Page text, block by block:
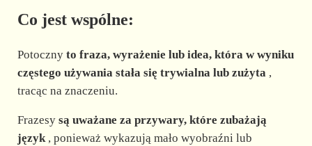
o
Co jest wspólne:
Potoczny to fraza, wyrażenie lub idea, która w wyniku
częstego używania stała się trywialna lub zużyta,
tracąc na znaczeniu.
Frazesy są uważane za przywary, które zubażają
język, ponieważ wykazują mało wyobraźni lub